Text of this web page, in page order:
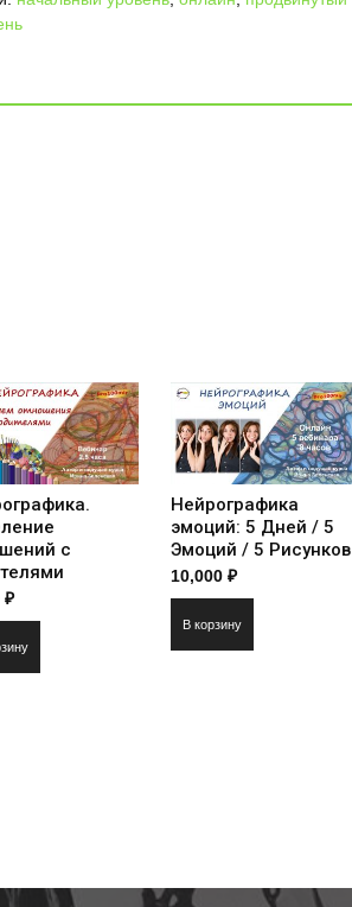
с
₽
Нейрографика
эмоций: 5 Дней / 5
Эмоций / 5 Рисунков
10,000 ₽
В корзину